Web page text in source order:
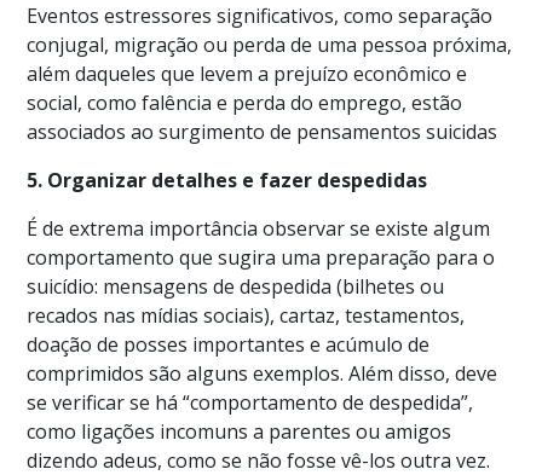
Eventos estressores significativos, como separação
conjugal, migração ou perda de uma pessoa próxima,
além daqueles que levem a prejuízo econômico e
social, como falência e perda do emprego, estão
associados ao surgimento de pensamentos suicidas
5. Organizar detalhes e fazer despedidas
É de extrema importância observar se existe algum
comportamento que sugira uma preparação para o
suicídio: mensagens de despedida (bilhetes ou
recados nas mídias sociais), cartaz, testamentos,
doação de posses importantes e acúmulo de
comprimidos são alguns exemplos. Além disso, deve
se verificar se há “comportamento de despedida”,
como ligações incomuns a parentes ou amigos
dizendo adeus, como se não fosse vê-los outra vez.